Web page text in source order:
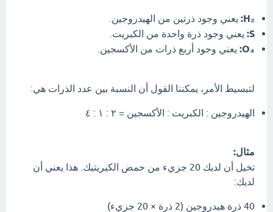
H₂: يعني وجود ذرتين من الهيدروجين.
S: يعني وجود ذرة واحدة من الكبريت.
O₄: يعني وجود أربع ذرات من الأكسجين.
لتبسيط الأمر، يمكننا القول أن النسبة بين عدد الذرات هي:
الهيدروجين : الكبريت : الأكسجين = ٢ : ١ : ٤
مثال:
تخيل أن لديك 20 جزيء من حمض الكبريتيك. هذا يعني أن
لديك:
40 ذرة هيدروجين (2 ذرة × 20 جزيء)